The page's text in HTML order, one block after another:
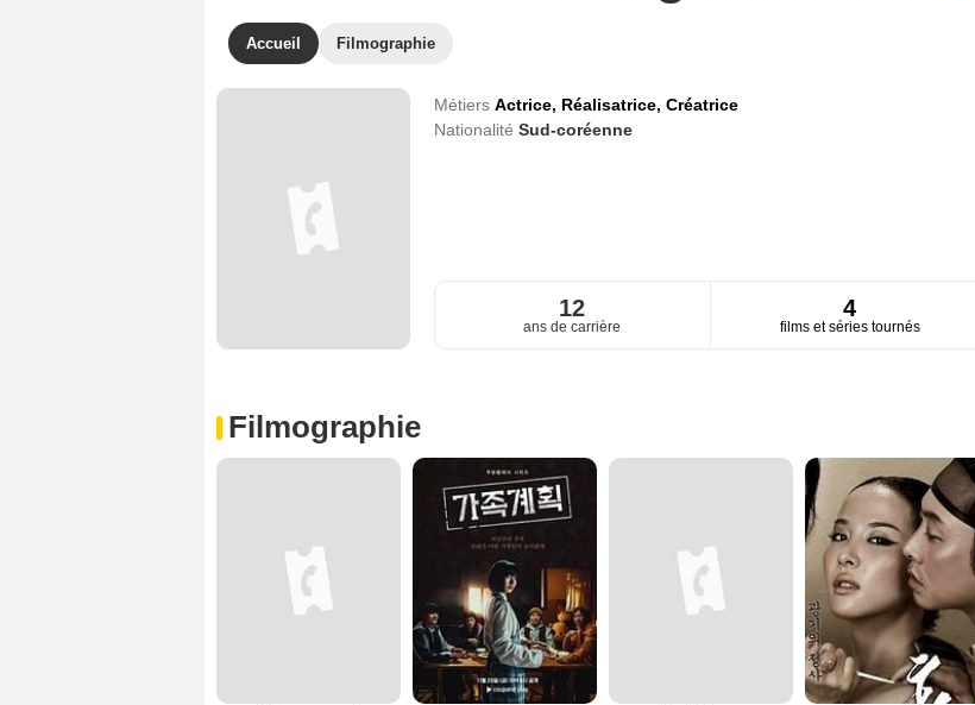
Accueil Filmographie
Métiers Actrice, Réalisatrice, Créatrice
Nationalité Sud-coréenne
12
ans de carrière
4
films et séries tournés
Filmographie